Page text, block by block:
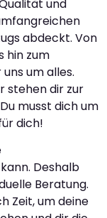
und
abdeckt. Von
hin zum
um alles.
stehen dir zur
musst dich um
dich!
Deshalb
Beratung.
Zeit, um deine